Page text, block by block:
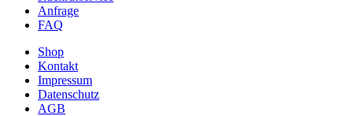
Anfrage
FAQ
Shop
Kontakt
Impressum
Datenschutz
AGB